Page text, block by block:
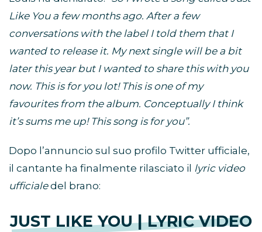
Like You a few months ago. After a few
conversations with the label I told them that I
wanted to release it. My next single will be a bit
later this year but I wanted to share this with you
now. This is for you lot! This is one of my
favourites from the album. Conceptually I think
it’s sums me up! This song is for you”.
Dopo l’annuncio sul suo profilo Twitter ufficiale,
il cantante ha finalmente rilasciato il lyric video
ufficialedel brano:
JUST LIKE YOU | LYRIC VIDEO